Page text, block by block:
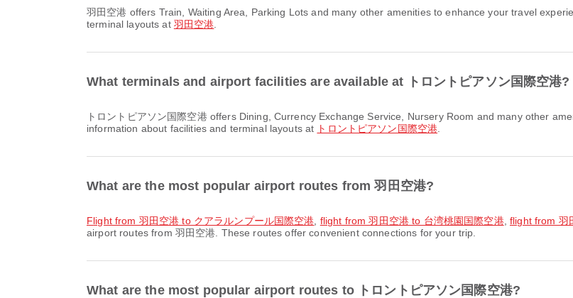
羽田空港 offers Train, Waiting Area, Parking Lots and many other amenities to enhance your travel experience. You can check detailed information about facilities and
terminal layouts at 羽田空港
What terminals and airport facilities are available at トロントピアソン国際空港?
トロントピアソン国際空港 offers Dining, Currency Exchange Service, Nursery Room and many other amenities to enhance your travel experience. You can check detailed
information about facilities and terminal layouts at トロントピアソン国際空港
What are the most popular airport routes from 羽田空港?
flight from 羽田空港 to クアラルンプール国際空港 flight from 羽田空港 to 台湾桃園国際空港, flight from 羽
airport routes from 羽田空港. These routes offer convenient connections for your trip.
What are the most popular airport routes to トロントピアソン国際空港?